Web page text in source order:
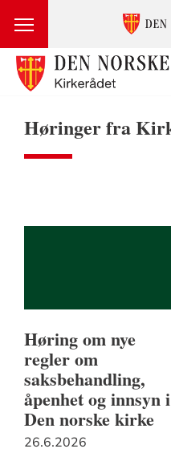
Høringer fra
Høring om nye
regler om
saksbehandling,
åpenhet og innsyn i
Den norske kirke
26.6.2026